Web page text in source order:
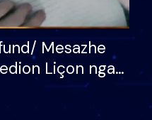
Mesazhe
Liçon nga
moderatori
Nuk meritoj…